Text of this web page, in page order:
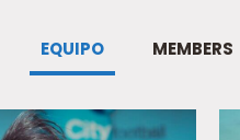
EQUIPO MEMBERS